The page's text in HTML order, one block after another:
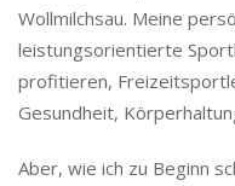
Wollmilchsau. Meine
leistungsorientierte
profitieren,
Gesundheit,
Aber, wie ich zu Beginn